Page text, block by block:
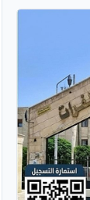
📲 Kayıt
Veya